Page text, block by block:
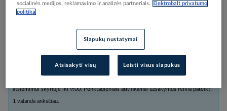
Įtraukti į palyginimą
Užsakius nestandartinių dydžių prekes arba kabelius iki 16:00, o kitas
prekes iki 17:30, siunta bus pristatyta nurodytu adresu per sekančią darbo dieną,
atsiėmimui skyriuje iki 9:00. Penktadieniais atitinkamai užsakymus reikia pateikti
1 valanda anksčiau.
socialinės medijos, reklamavimo ir analizės partneriais.
Elektrobalt privatumo
politika
Slapukų nustatymai
Atsisakyti visų Leisti visus slapukus